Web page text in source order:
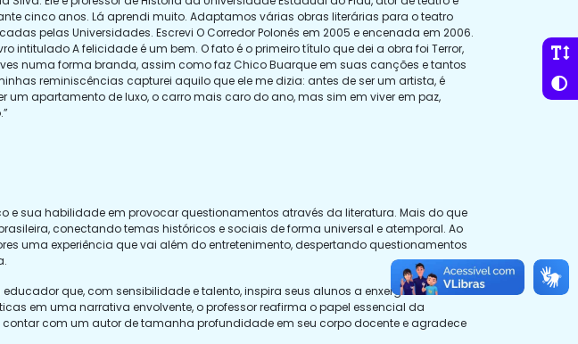
cinco anos. Lá aprendi muito. Adaptamos várias obras literárias para o teatro
pelas Universidades. Escrevi O Corredor Polonês em 2005 e encenada em 2006.
A felicidade é um bem. O fato é o primeiro título que dei a obra foi Terror,
numa forma branda, assim como faz Chico Buarque em suas canções e tantos
reminiscências capturei aquilo que ele me dizia: antes de ser um artista, é
apartamento de luxo, o carro mais caro do ano, mas sim em viver em paz,
e sua habilidade em provocar questionamentos através da literatura. Mais do que
conectando temas históricos e sociais de forma universal e atemporal. Ao
uma experiência que vai além do entretenimento, despertando questionamentos
que, com sensibilidade e talento, inspira seus alunos a enxergarem o
em uma narrativa envolvente, o professor reafirma o papel essencial da
com um autor de tamanha profundidade em seu corpo docente e agradece